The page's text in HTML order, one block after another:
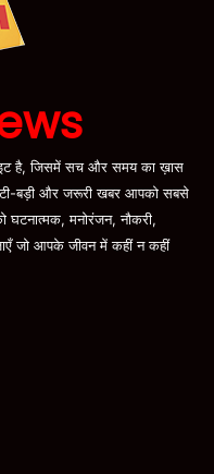
है, जिसमें सच और समय का ख़ास
बड़ी और जरूरी खबर आपको सबसे
घटनात्मक, मनोरंजन, नौकरी,
जो आपके जीवन में कहीं न कहीं